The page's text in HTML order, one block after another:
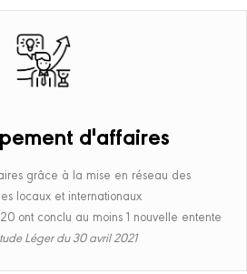
d'affaires
grâce à la mise en réseau des
locaux et internationaux
ont conclu au moins 1 nouvelle entente
Léger du 30 avril 2021